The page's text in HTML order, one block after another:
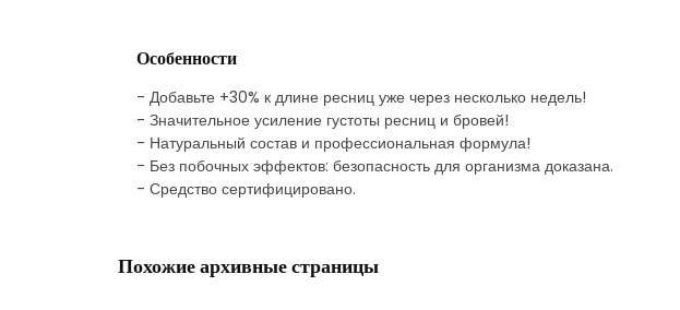
Особенности
- Добавьте +30% к длине ресниц уже через несколько недель!
- Значительное усиление густоты ресниц и бровей!
- Натуральный состав и профессиональная формула!
- Без побочных эффектов: безопасность для организма доказана.
- Средство сертифицировано.
Похожие архивные страницы